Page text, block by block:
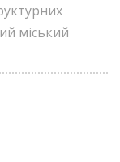
міський